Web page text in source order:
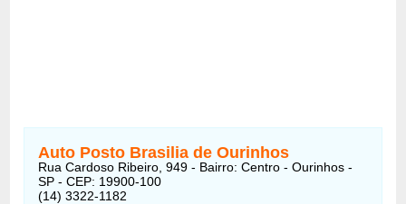
Auto Posto Brasilia de Ourinhos
Rua Cardoso Ribeiro, 949 - Bairro: Centro - Ourinhos -
SP - CEP: 19900-100
(14) 3322-1182